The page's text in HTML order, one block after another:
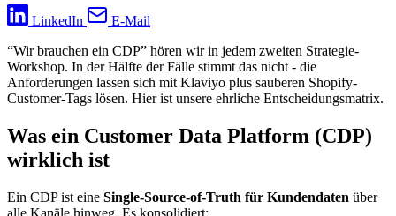
LinkedIn
E-Mail
“Wir brauchen ein CDP” hören wir in jedem zweiten Strategie-
Workshop. In der Hälfte der Fälle stimmt das nicht - die
Anforderungen lassen sich mit Klaviyo plus sauberen Shopify-
Customer-Tags lösen. Hier ist unsere ehrliche Entscheidungsmatrix.
Was ein Customer Data Platform (CDP)
wirklich ist
Ein CDP ist eine Single-Source-of-Truth für Kundendaten über
alle Kanäle hinweg. Es konsolidiert: